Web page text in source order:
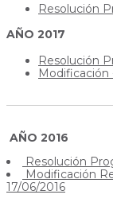
Resolución
AÑO 2017
Resolución
Modificación
AÑO 2016
Resolución
Modificación
17/06/2016